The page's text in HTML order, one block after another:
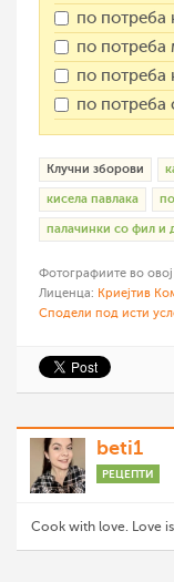
по потреба
по потреба
по потреба
по потреба
Клучни зборови
кисела павлака
палачинки со фил и
Фотографиите во
Лиценца: Криејтив
Сподели под исти
beti1
РЕЦЕПТИ
Cook with love. Love